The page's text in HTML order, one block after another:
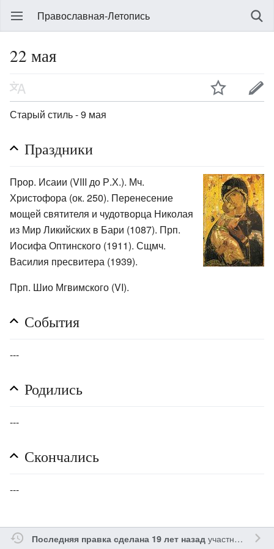
Православная-Летопись
22 мая
Старый стиль - 9 мая
Праздники
Прор. Исаии (VIII до Р.Х.). Мч.
Христофора (ок. 250). Перенесение
мощей святителя и чудотворца Николая
из Мир Ликийских в Бари (1087). Прп.
Иосифа Оптинского (1911). Сщмч.
Василия пресвитера (1939).
Прп. Шио Мгвимского (VI).
События
---
Родились
---
Скончались
---
Последняя правка сделана 19 лет назадучастником Gleb